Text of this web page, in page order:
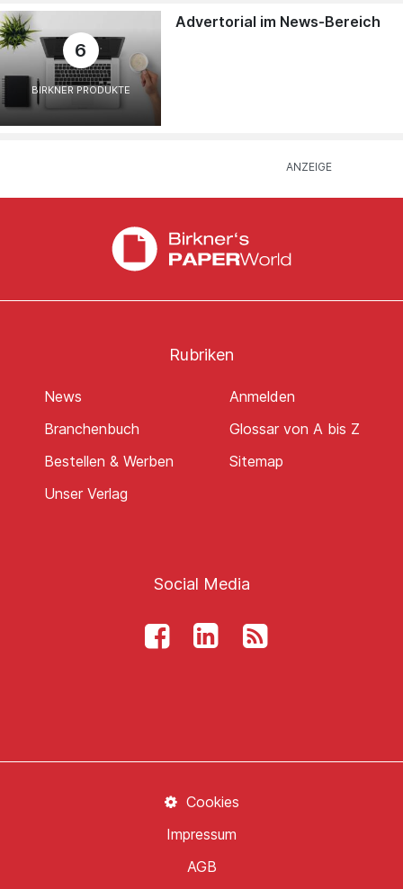
6
BIRKNER PRODUKTE
Advertorial im News-Bereich
Rubriken
News
Branchenbuch
Bestellen & Werben
Unser Verlag
Anmelden
Glossar von A bis Z
Sitemap
Social Media
AGB
Impressum
Cookies